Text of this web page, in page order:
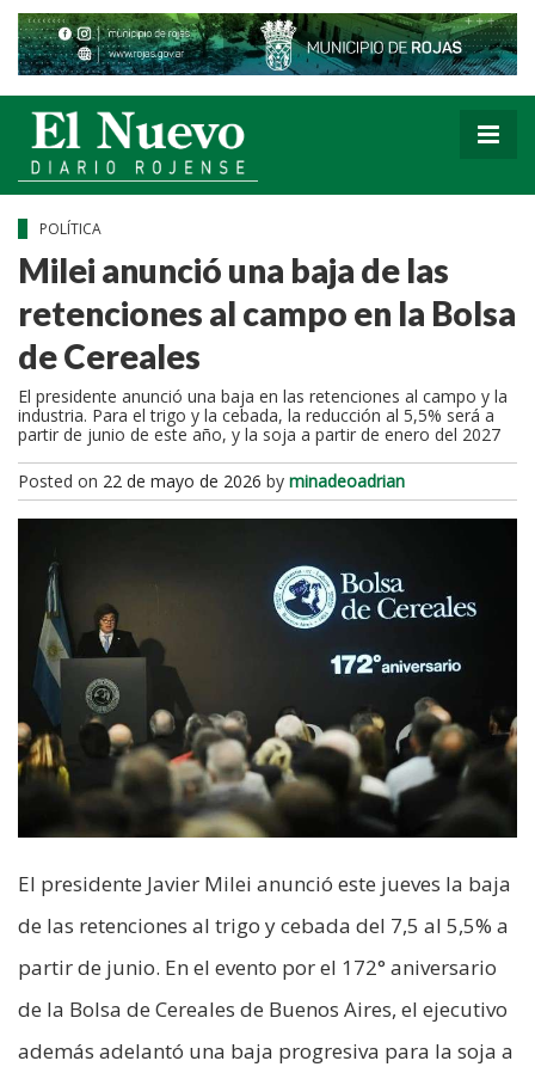
POLÍTICA
Milei anunció una baja de las
retenciones al campo en la Bolsa
de Cereales
El presidente anunció una baja en las retenciones al campo y la
industria. Para el trigo y la cebada, la reducción al 5,5% será a
partir de junio de este año, y la soja a partir de enero del 2027
Posted on 22 de mayo de 2026 by minadeoadrian
El presidente Javier Milei anunció este jueves la baja
de las retenciones al trigo y cebada del 7,5 al 5,5% a
partir de junio. En el evento por el 172° aniversario
de la Bolsa de Cereales de Buenos Aires, el ejecutivo
además adelantó una baja progresiva para la soja a